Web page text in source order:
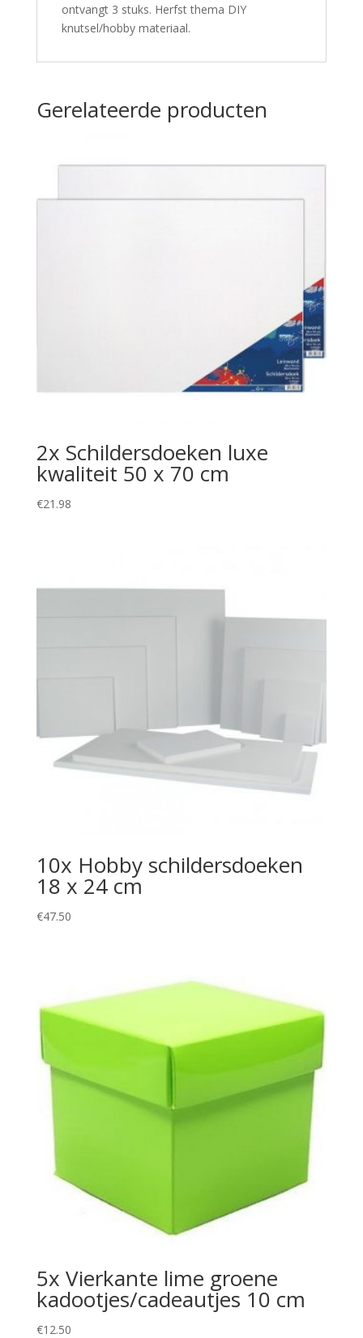
ontvangt 3 stuks. Herfst thema DIY
knutsel/hobby materiaal.
Gerelateerde producten
2x Schildersdoeken luxe
kwaliteit 50 x 70 cm
€21.98
10x Hobby schildersdoeken
18 x 24 cm
€47.50
5x Vierkante lime groene
kadootjes/cadeautjes 10 cm
€12.50